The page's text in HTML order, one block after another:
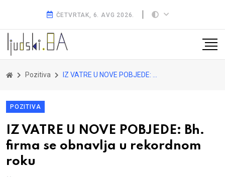
ČETVRTAK, 6. AVG 2026.
Pozitiva IZ VATRE U NOVE POBJEDE: Bh. firma se obnavlja u rekordnom roku
POZITIVA
IZ VATRE U NOVE POBJEDE: Bh.
firma se obnavlja u rekordnom
roku